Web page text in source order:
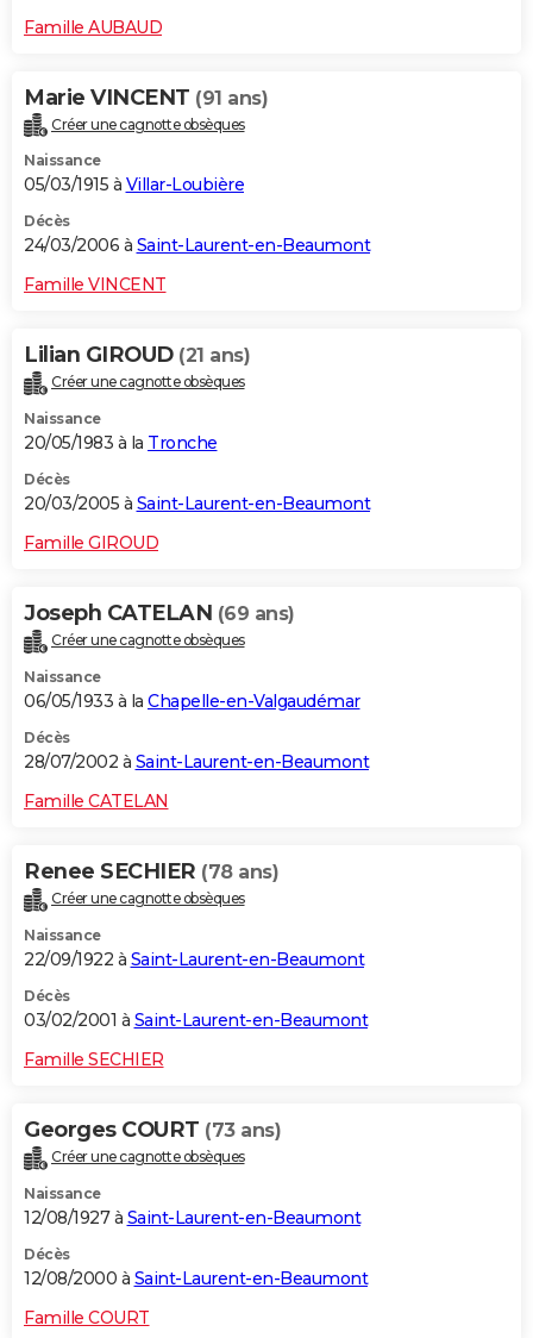
Famille AUBAUD
Marie VINCENT (91 ans)
Créer une cagnotte obsèques
Naissance
05/03/1915 à Villar-Loubière
Décès
24/03/2006 à Saint-Laurent-en-Beaumont
Famille VINCENT
Lilian GIROUD (21 ans)
Créer une cagnotte obsèques
Naissance
20/05/1983 à la Tronche
Décès
20/03/2005 à Saint-Laurent-en-Beaumont
Famille GIROUD
Joseph CATELAN (69 ans)
Créer une cagnotte obsèques
Naissance
06/05/1933 à la Chapelle-en-Valgaudémar
Décès
28/07/2002 à Saint-Laurent-en-Beaumont
Famille CATELAN
Renee SECHIER (78 ans)
Créer une cagnotte obsèques
Naissance
22/09/1922 à Saint-Laurent-en-Beaumont
Décès
03/02/2001 à Saint-Laurent-en-Beaumont
Famille SECHIER
Georges COURT (73 ans)
Créer une cagnotte obsèques
Naissance
12/08/1927 à Saint-Laurent-en-Beaumont
Décès
12/08/2000 à Saint-Laurent-en-Beaumont
Famille COURT